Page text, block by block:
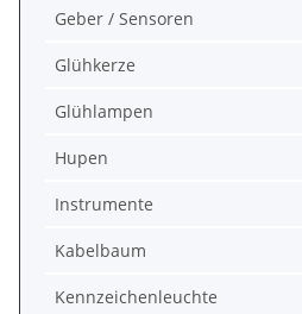
Geber / Sensoren
Glühkerze
Glühlampen
Hupen
Instrumente
Kabelbaum
Kennzeichenleuchte